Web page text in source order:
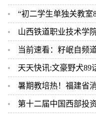
“初二学生单独关教室8天
山西铁道职业技术学院开设专
当前速看：籽岷自频
天天快讯:文豪野犬89话：森首
暑期教培热！福建省消
第十二届中国西部投资说明会